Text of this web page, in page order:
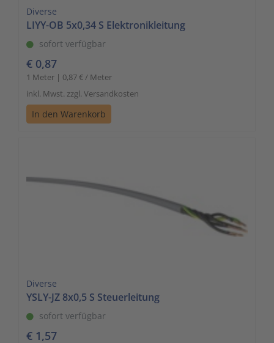
Diverse
LIYY-OB 5x0,34 S Elektronikleitung
sofort verfügbar
€ 0,87
1 Meter | 0,87 € / Meter
inkl. Mwst. zzgl. Versandkosten
In den Warenkorb
Diverse
YSLY-JZ 8x0,5 S Steuerleitung
sofort verfügbar
€ 1,57